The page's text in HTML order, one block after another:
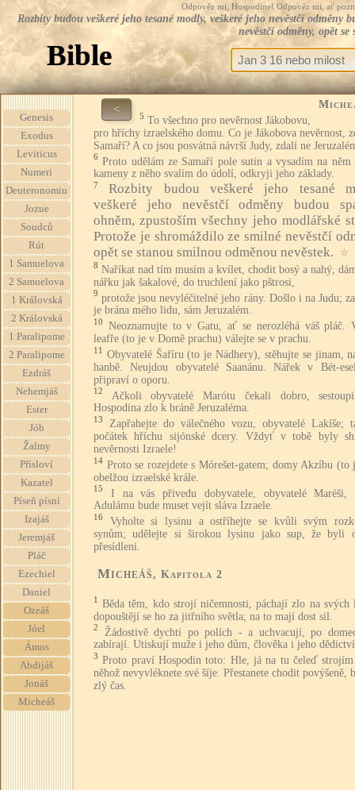
Odpověz mi, Hospodine! Odpověz mi, ať
Rozbity budou veškeré jeho tesané modly, veškeré jeho nevěstčí
nevěstčí odměny, opět
Bible
Genesis
Exodus
Leviticus
Numeri
Deuteronomiu
Jozue
Soudců
Rút
1 Samuelova
2 Samuelova
1 Královská
2 Královská
1 Paralipome
2 Paralipome
Ezdráš
Nehemjáš
Ester
Jób
Žalmy
Přísloví
Kazatel
Píseň písní
Izajáš
Jeremjáš
Pláč
Ezechiel
Daniel
Ozeáš
Jóel
Ámos
Abdijáš
Jonáš
Micheáš
<
5 To všechno pro nevěrnost Jákobovu,
pro hříchy izraelského domu. Co je Jákobova nevěrnost,
Samaří? A co jsou posvátná návrší Judy, zdali ne
6 Proto udělám ze Samaří pole sutin a vysadím na
kameny z něho svalím do údolí, odkryji jeho základy.
7
Rozbity budou veškeré jeho tesané
veškeré jeho nevěstčí odměny budou
ohněm, zpustoším všechny jeho modlářské
Protože je shromáždilo ze smilné nevěstčí
opět se stanou smilnou odměnou nevěstek.
☆
8 Naříkat nad tím musím a kvílet, chodit bosý a nahý,
nářku jak šakalové, do truchlení jako pštrosi,
9 protože jsou nevyléčitelné jeho rány. Došlo i na Judu;
je brána mého lidu, sám Jeruzalém.
10
Neoznamujte to v Gatu, ať se nerozléhá váš pláč.
leafře (to je v Domě prachu) válejte se v prachu.
11 Obyvatelé Šafíru (to je Nádhery), stěhujte se jinam,
hanbě. Neujdou obyvatelé Saanánu. Nářek v Bét-
připraví o oporu.
12
Ačkoli obyvatelé Marótu čekali dobro,
Hospodina zlo k bráně Jeruzaléma.
13
Zapřahejte do válečného vozu, obyvatelé Lakíše;
počátek hříchu sijónské dcery. Vždyť v tobě byly
nevěrnosti Izraele!
14 Proto se rozejdete s Mórešet-gatem; domy Akzíbu
obelžou izraelské krále.
15
I na vás přivedu dobyvatele, obyvatelé Maréši,
Adulámu bude muset vejít sláva Izraele.
16
Vyholte si lysinu a ostříhejte se kvůli svým
synům; udělejte si širokou lysinu jako sup, že byli
přesídleni.
Micheáš, Kapitola 2
1
Běda těm, kdo strojí ničemnosti, páchají zlo na svých
dopouštějí se ho za jitřního světla; na to mají dost sil.
2
Žádostivě dychtí po polích - a uchvacují, po
zabírají. Utiskují muže i jeho dům, člověka i jeho
3 Proto praví Hospodin toto: Hle, já na tu čeleď
něhož nevyvléknete své šíje. Přestanete chodit povýšeně,
zlý čas.